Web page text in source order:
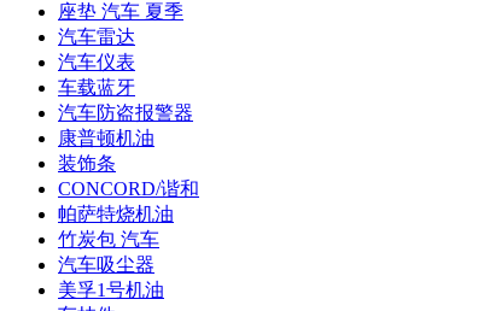
座垫 汽车 夏季
汽车雷达
汽车仪表
车载蓝牙
汽车防盗报警器
康普顿机油
装饰条
CONCORD/谐和
帕萨特烧机油
竹炭包 汽车
汽车吸尘器
美孚1号机油